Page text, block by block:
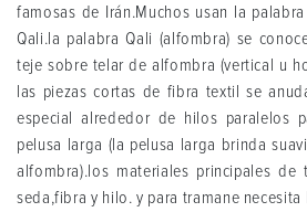
famosas de Irán.Muchos usan la
Qali.la palabra Qali (alfombra) se
teje sobre telar de alfombra (vertical u
las piezas cortas de fibra textil se
especial alrededor de hilos paralelos
pelusa larga (la pelusa larga brinda
alfombra).los materiales principales
seda,fibra y hilo. y para tramane